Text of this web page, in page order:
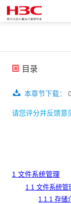
目录
本章节下载：
请您评分并反馈意
1 文件系统管理
1.1 文件系统管
1.1.1 存储